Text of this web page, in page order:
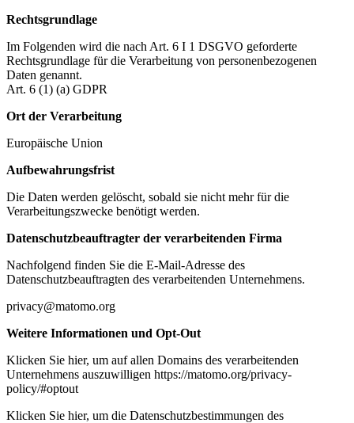
Rechtsgrundlage
Im Folgenden wird die nach Art. 6 I 1 DSGVO geforderte
Rechtsgrundlage für die Verarbeitung von personenbezogenen
Daten genannt.
Art. 6 (1) (a) GDPR
Ort der Verarbeitung
Europäische Union
Aufbewahrungsfrist
Die Daten werden gelöscht, sobald sie nicht mehr für die
Verarbeitungszwecke benötigt werden.
Datenschutzbeauftragter der verarbeitenden Firma
Nachfolgend finden Sie die E-Mail-Adresse des
Datenschutzbeauftragten des verarbeitenden Unternehmens.
privacy@matomo.org
Weitere Informationen und Opt-Out
Klicken Sie hier, um auf allen Domains des verarbeitenden
Unternehmens auszuwilligen https://matomo.org/privacy-
policy/#optout
Klicken Sie hier, um die Datenschutzbestimmungen des